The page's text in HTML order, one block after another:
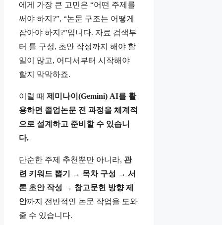
에게 가장 큰 고민은 “어떤 주제를
써야 하지?”, “논문 구조는 어떻게
잡아야 하지?”입니다. 자료 검색부
터 틀 구성, 초안 작성까지 해야 할
일이 많고, 어디서부터 시작해야
할지 막막하죠.
이럴 때 제미나이(Gemini) AI를 활
용하면 졸업논문 전 과정을 체계적
으로 설계하고 준비할 수 있습니
다.
단순한 주제 추천뿐만 아니라, 관
련 키워드 뽑기 → 목차 구성 → 서
론 초안 작성 → 참고문헌 방향 제
안까지 전반적인 논문 작업을 도와
줄 수 있습니다.